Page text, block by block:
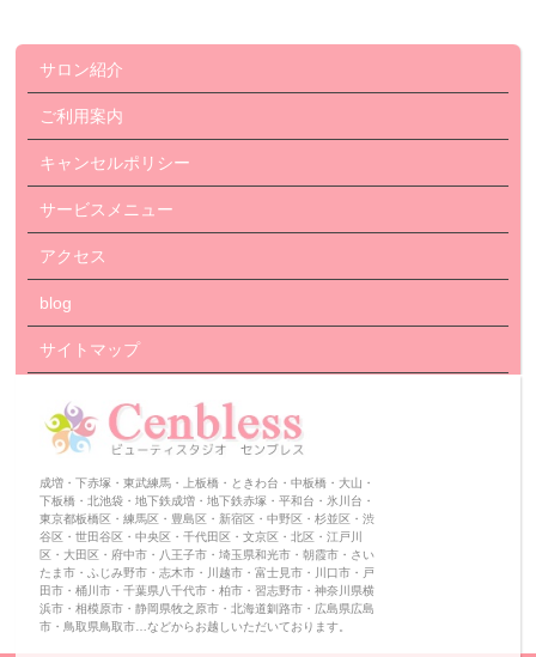
サロン紹介
ご利用案内
キャンセルポリシー
サービスメニュー
アクセス
blog
サイトマップ
成増・下赤塚・東武練馬・上板橋・ときわ台・中板橋・大山・
下板橋・北池袋・地下鉄成増・地下鉄赤塚・平和台・氷川台・
東京都板橋区・練馬区・豊島区・新宿区・中野区・杉並区・渋
谷区・世田谷区・中央区・千代田区・文京区・北区・江戸川
区・大田区・府中市・八王子市・埼玉県和光市・朝霞市・さい
たま市・ふじみ野市・志木市・川越市・富士見市・川口市・戸
田市・桶川市・千葉県八千代市・柏市・習志野市・神奈川県横
浜市・相模原市・静岡県牧之原市・北海道釧路市・広島県広島
市・鳥取県鳥取市…などからお越しいただいております。